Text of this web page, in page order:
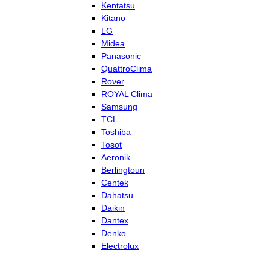
Kentatsu
Kitano
LG
Midea
Panasonic
QuattroClima
Rover
ROYAL Clima
Samsung
TCL
Toshiba
Tosot
Aeronik
Berlingtoun
Centek
Dahatsu
Daikin
Dantex
Denko
Electrolux